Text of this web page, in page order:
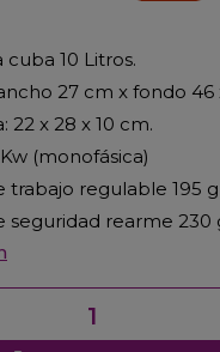
10 Litros.
27 cm x fondo 46
22 x 28 x 10 cm.
(monofásica)
trabajo regulable 195
seguridad rearme 230